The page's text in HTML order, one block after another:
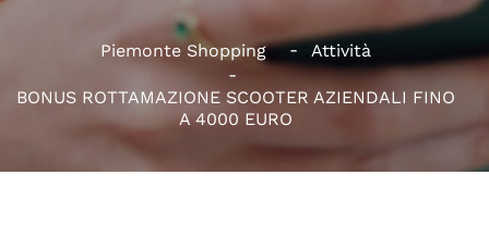
Piemonte Shopping Attività
BONUS ROTTAMAZIONE SCOOTER AZIENDALI FINO
A 4000 EURO